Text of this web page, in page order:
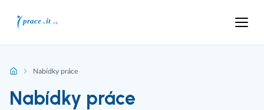
Nabídky práce
Nabídky práce